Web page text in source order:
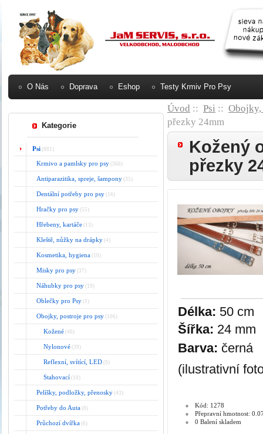
O Nás Doprava Eshop Testy Krmiv Pro Psy
Kategorie
Psi (881)
Krmivo a pamlsky pro psy (366)
Antiparazitika, spreje, šampony (35)
Dentální potřeby pro psy (16)
Hračky pro psy (55)
Hřebeny, kartáče (13)
Kleště, nůžky na drápky (4)
Kosmetika, hygiena (10)
Misky pro psy (37)
Náhubky pro psy (19)
Oblečky pro Psy (1)
Obojky, postroje pro psy (106)
Kožené (40)
Nylonové (39)
Reflexní, svítící, LED (9)
Stahovací (18)
Pelíšky, podložky, přenosky (43)
Potřeby do Auta (8)
Průchozí dvířka (6)
Úvod :: Psi ::
přezky 24mm
Kožený
přezky
Délka: 50 cm
Šířka: 24 mm
Barva: černá
(ilustrativní
Kód: 1278
Přepravní hmotnost:
0 Balení skladem